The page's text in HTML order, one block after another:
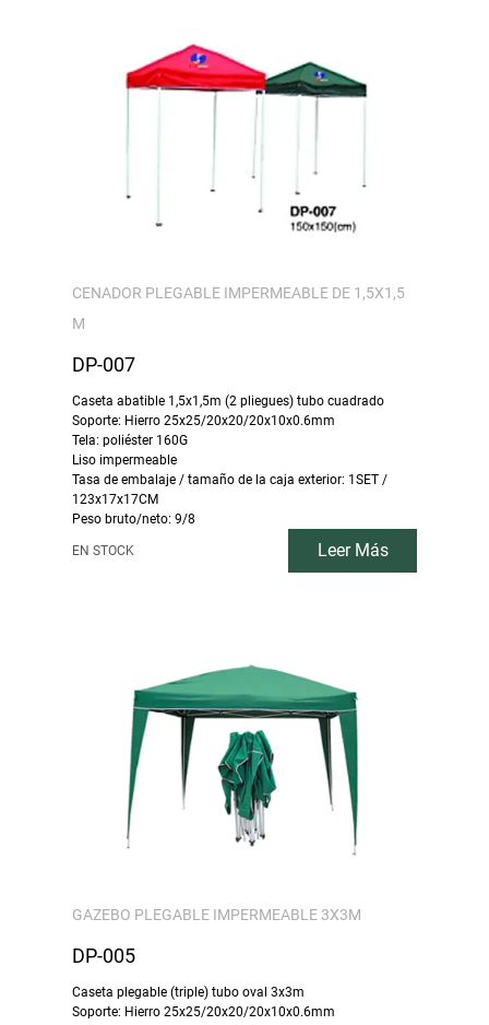
CENADOR PLEGABLE IMPERMEABLE DE 1,5X1,5
M
DP-007
Caseta abatible 1,5x1,5m (2 pliegues) tubo cuadrado
Soporte: Hierro 25x25/20x20/20x10x0.6mm
Tela: poliéster 160G
Liso impermeable
Tasa de embalaje / tamaño de la caja exterior: 1SET /
123x17x17CM
Peso bruto/neto: 9/8
EN STOCK Leer Más
GAZEBO PLEGABLE IMPERMEABLE 3X3M
DP-005
Caseta plegable (triple) tubo oval 3x3m
Soporte: Hierro 25x25/20x20/20x10x0.6mm